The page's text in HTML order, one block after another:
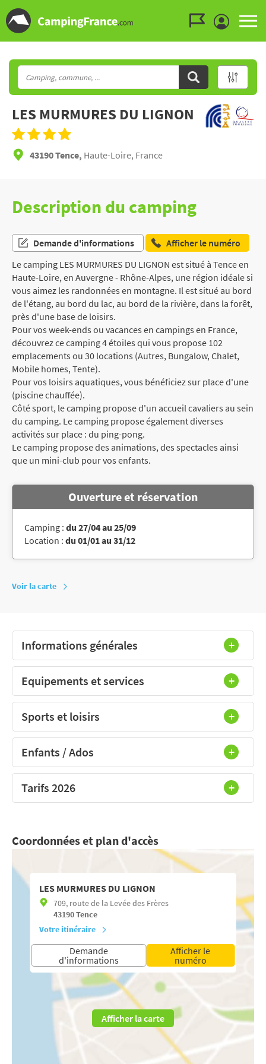
LES MURMURES DU LIGNON
43190 Tence, Haute-Loire, France
Description du camping
Demande d'informations
Afficher le numéro
Le camping LES MURMURES DU LIGNON est situé à Tence en
Haute-Loire, en Auvergne - Rhône-Alpes, une région idéale si
vous aimez les randonnées en montagne. Il est situé au bord
de l'étang, au bord du lac, au bord de la rivière, dans la forêt,
près d'une base de loisirs.
Pour vos week-ends ou vacances en campings en France,
découvrez ce camping 4 étoiles qui vous propose 102
emplacements ou 30 locations (Autres, Bungalow, Chalet,
Mobile homes, Tente).
Pour vos loisirs aquatiques, vous bénéficiez sur place d'une
(piscine chauffée).
Côté sport, le camping propose d'un accueil cavaliers au sein
du camping. Le camping propose également diverses
activités sur place : du ping-pong.
Le camping propose des animations, des spectacles ainsi
que un mini-club pour vos enfants.
Ouverture et réservation
Camping : du 27/04 au 25/09
Location : du 01/01 au 31/12
Voir la carte
Informations générales
Equipements et services
Sports et loisirs
Enfants / Ados
Tarifs 2026
Coordonnées et plan d'accès
LES MURMURES DU LIGNON
709, route de la Levée des Frères
43190Tence
Votre itinéraire
Demande
d'informations
Afficher le
numéro
Afficher la carte